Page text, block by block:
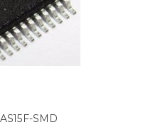
SMD